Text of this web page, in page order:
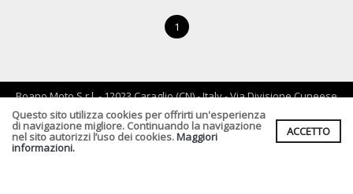
1
Boano Moto S.r.l. - 12023 Caraglio (CN) - Italy - Via Divisione Cuneese
19/d - tel: 0171 619061 - Email :
info@boano.com
- P.IVA:IT02252000043
Cf. P.Iva. Registro Imprese di CN n :IT02252000043 Rea n. CN-
164496 Capitale Sociale : € 90.000,00 I.v.
Questo sito utilizza cookies per offrirti un'esperienza
di navigazione migliore. Continuando la navigazione
nel sito autorizzi l’uso dei cookies.Maggiori
informazioni.
ACCETTO